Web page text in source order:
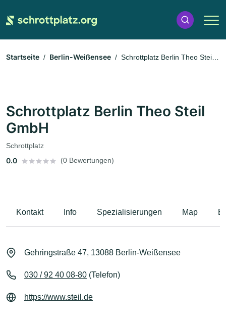
Startseite Berlin-Weißensee
Schrottplatz Berlin Theo Steil
Schrottplatz Berlin Theo Steil
GmbH
Schrottplatz
0.0 (0 Bewertungen)
Kontakt Info Spezialisierungen Map
Gehringstraße 47, 13088 Berlin-Weißensee
030 / 92 40 08-80 (Telefon)
https://www.steil.de